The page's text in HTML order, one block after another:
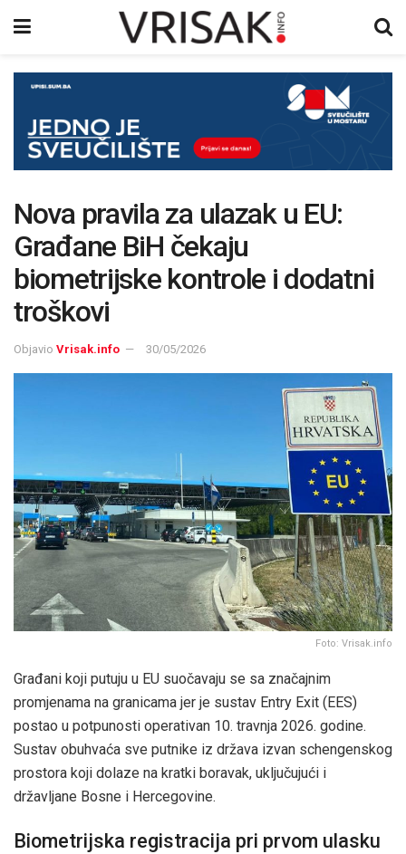
Nova pravila za ulazak u EU:
Građane BiH čekaju
biometrijske kontrole i dodatni
troškovi
Objavio Vrisak.info 30/05/2026
Foto: Vrisak.info
Građani koji putuju u EU suočavaju se sa značajnim
promjenama na granicama jer je sustav Entry Exit (EES)
postao u potpunosti operativan 10. travnja 2026. godine.
Sustav obuhvaća sve putnike iz država izvan schengenskog
prostora koji dolaze na kratki boravak, uključujući i
državljane Bosne i Hercegovine.
Biometrijska registracija pri prvom ulasku